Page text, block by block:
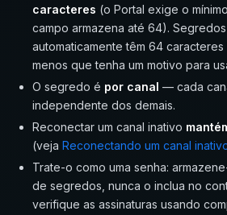
caracteres (o Portal exige o
campo armazena até 64).
automaticamente têm 64
menos que tenha um motivo para
O segredo é por canal — cada
independente dos demais.
Reconectar um canal inativo
(veja Reconectando um canal
Trate-o como uma senha:
de segredos, nunca o inclua no
verifique as assinaturas usando